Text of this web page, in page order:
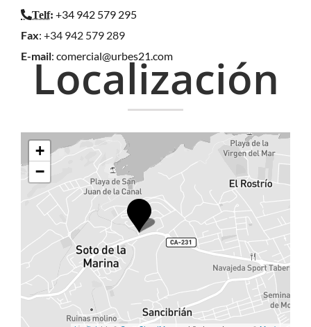
Localización
+
−
Telf: +34 942 579 295
Fax: +34 942 579 289
E-mail: comercial@urbes21.com